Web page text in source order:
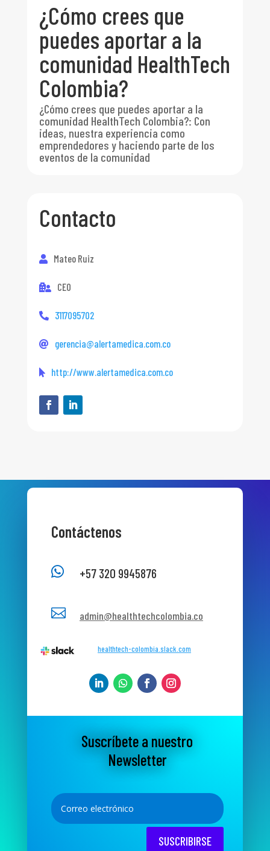
¿Cómo crees que
puedes aportar a la
comunidad HealthTech
Colombia?
¿Cómo crees que puedes aportar a la
comunidad HealthTech Colombia?: Con
ideas, nuestra experiencia como
emprendedores y haciendo parte de los
eventos de la comunidad
Contacto
Mateo Ruiz
CEO
3117095702
gerencia@alertamedica.com.co
http://www.alertamedica.com.co
Contáctenos
 +57 320 9945876
 admin@healthtechcolombia.co
healthtech-colombia.slack.com
Suscríbete a nuestro
Newsletter
SUSCRIBIRSE